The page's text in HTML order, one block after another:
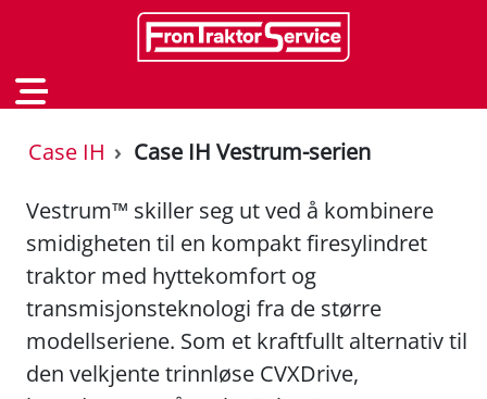
Case IH
Case IH Vestrum-serien
Vestrum™ skiller seg ut ved å kombinere
smidigheten til en kompakt firesylindret
traktor med hyttekomfort og
transmisjonsteknologi fra de større
modellseriene. Som et kraftfullt alternativ til
den velkjente trinnløse CVXDrive,